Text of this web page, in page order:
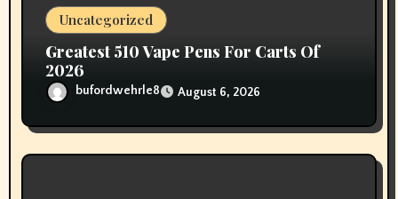
Uncategorized
Greatest 510 Vape Pens For Carts Of
2026
bufordwehrle8 August 6, 2026